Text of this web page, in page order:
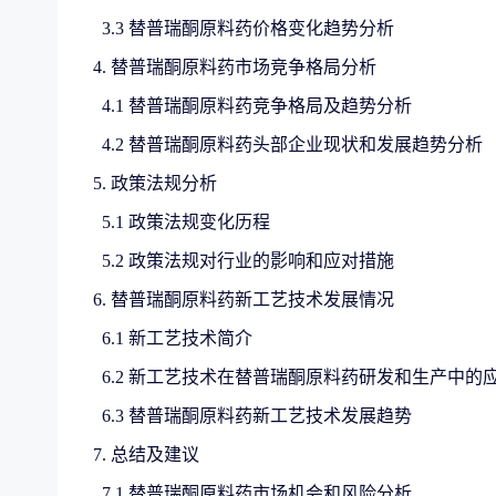
3.3 替普瑞酮原料药价格变化趋势分析
4. 替普瑞酮原料药市场竞争格局分析
4.1 替普瑞酮原料药竞争格局及趋势分析
4.2 替普瑞酮原料药头部企业现状和发展趋势分析
5. 政策法规分析
5.1 政策法规变化历程
5.2 政策法规对行业的影响和应对措施
6. 替普瑞酮原料药新工艺技术发展情况
6.1 新工艺技术简介
6.2 新工艺技术在替普瑞酮原料药研发和生产中的
6.3 替普瑞酮原料药新工艺技术发展趋势
7. 总结及建议